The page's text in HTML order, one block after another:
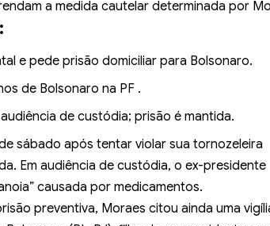
a medida cautelar determinada por
e pede prisão domiciliar para Bolsonaro.
de Bolsonaro na PF .
de custódia; prisão é mantida.
sábado após tentar violar sua tornozeleira
Em audiência de custódia, o ex-presidente
causada por medicamentos.
preventiva, Moraes citou ainda uma